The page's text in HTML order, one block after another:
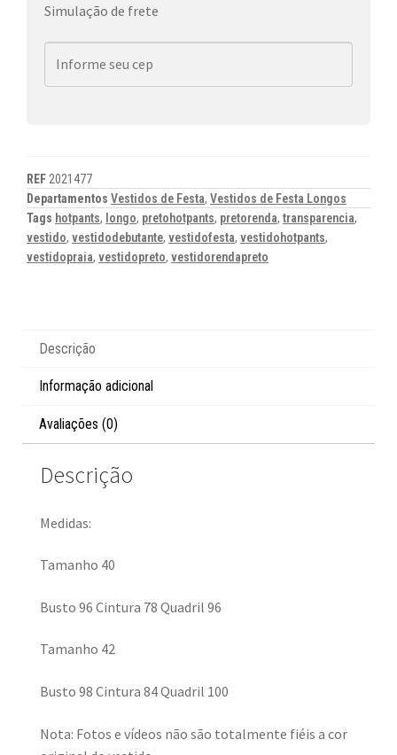
Simulação de frete
REF 2021477
Departamentos Vestidos de Festa, Vestidos de Festa Longos
Tags hotpants, longo, pretohotpants, pretorenda, transparencia,
vestido, vestidodebutante, vestidofesta, vestidohotpants,
vestidopraia, vestidopreto, vestidorendapreto
Descrição
Informação adicional
Avaliações (0)
Descrição
Medidas:
Tamanho 40
Busto 96 Cintura 78 Quadril 96
Tamanho 42
Busto 98 Cintura 84 Quadril 100
Nota: Fotos e vídeos não são totalmente fiéis a cor